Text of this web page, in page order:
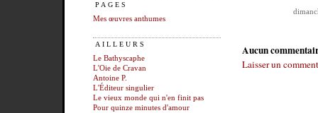
PAGES
Mes œuvres anthumes
AILLEURS
Le Bathyscaphe
L'Oie de Cravan
Antoine P.
L'Éditeur singulier
Le vieux monde qui n'en finit pas
Pour quinze minutes d'amour
Aucun
Laisser un